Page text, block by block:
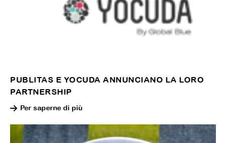
PUBLITAS E YOCUDA ANNUNCIANO LA LORO
PARTNERSHIP
Per saperne di più